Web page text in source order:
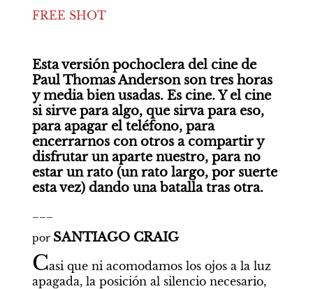
FREE SHOT
Esta versión pochoclera del cine de
Paul Thomas Anderson son tres horas
y media bien usadas. Es cine. Y el cine
si sirve para algo, que sirva para eso,
para apagar el teléfono, para
encerrarnos con otros a compartir y
disfrutar un aparte nuestro, para no
estar un rato (un rato largo, por suerte
esta vez) dando una batalla tras otra.
por SANTIAGO CRAIG
Casi que ni acomodamos los ojos a la luz
apagada, la posición al silencio necesario,